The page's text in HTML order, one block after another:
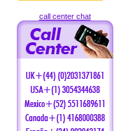
call center chat